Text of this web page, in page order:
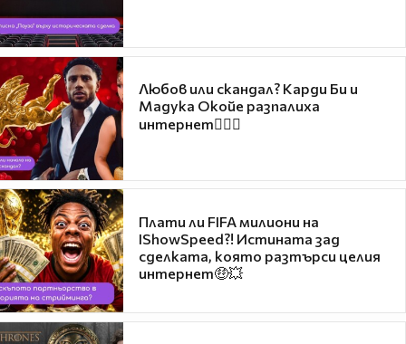
Любов или скандал? Карди Би и
Мадука Окойе разпалиха
интернет❤️‍🔥🔥
Плати ли FIFA милиони на
IShowSpeed?! Истината зад
сделката, която разтърси целия
интернет🤑💥